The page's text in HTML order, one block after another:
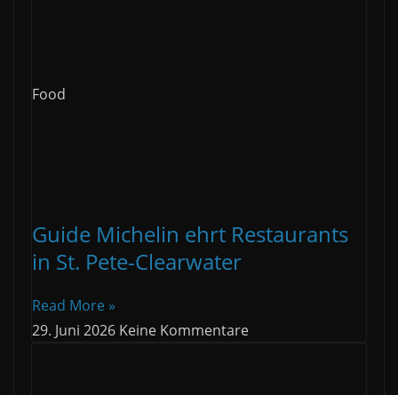
Food
Guide Michelin ehrt Restaurants
in St. Pete-Clearwater
Read More »
29. Juni 2026 Keine Kommentare